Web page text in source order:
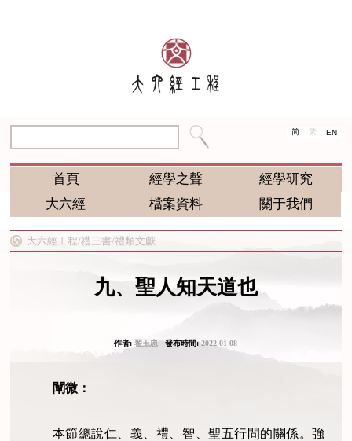
简 繁 EN
首頁 經學之聲
經學研究
大六經
檔案資料 關于我們
大六經工程/禮三書/禮類文獻
九、聖人知天道也
作者:翟玉忠發布時間:2022-01-08
闡微：
本節總說仁、義、禮、智、聖五行間的關係。強